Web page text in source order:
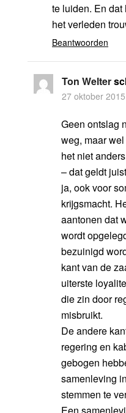
te luiden. En dat
het verleden
Beantwoorden
Ton Welter
27 oktober
Geen ontslag
weg, maar
het niet
– dat geldt
ja, ook voor
krijgsmacht.
aantonen dat
wordt
bezuinigd
kant van de
uiterste
die zin door
misbruikt.
De andere
regering en
gebogen
samenleving
stemmen te
Een